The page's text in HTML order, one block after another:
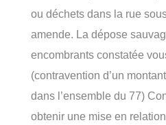
ou déchets dans la rue
amende. La dépose
encombrants constatée
(contravention d’un
dans l’ensemble du 77)
obtenir une mise en